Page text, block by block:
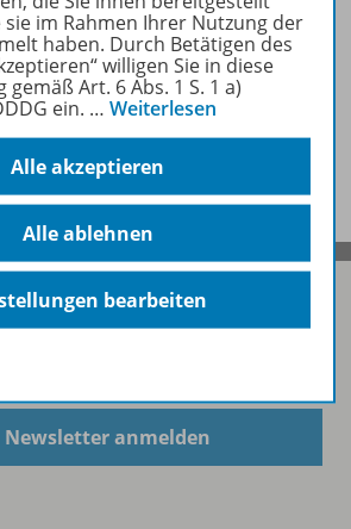
Service
Newsletter anmelden
im Rahmen Ihrer Nutzung der
haben. Durch Betätigen des
willigen Sie in diese
Art. 6 Abs. 1 S. 1 a)
ein. … Weiterlesen
Alle akzeptieren
Alle ablehnen
bearbeiten